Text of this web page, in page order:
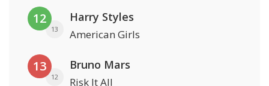
12
13
Harry Styles
American Girls
13
12
Bruno Mars
Risk It All